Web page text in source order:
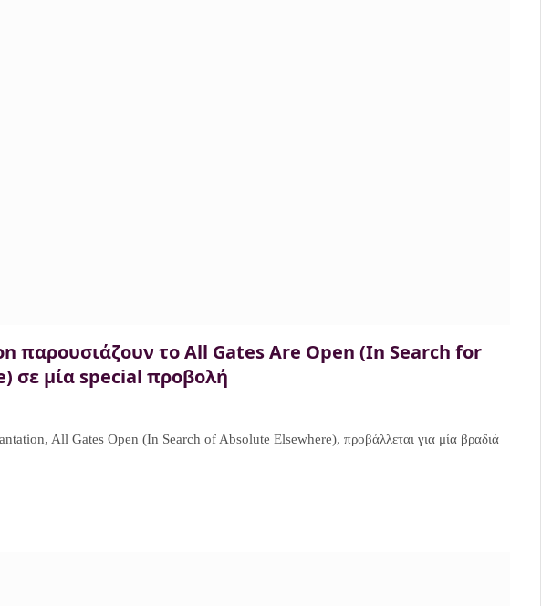
παρουσιάζουν το All Gates Are Open (In Search for
σε μία special προβολή
All Gates Open (In Search of Absolute Elsewhere), προβάλλεται για μία βραδιά